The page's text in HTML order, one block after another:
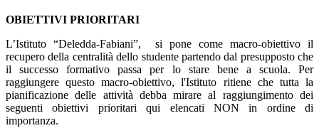
OBIETTIVI PRIORITARI
L’Istituto “Deledda-Fabiani”, si pone come macro-obiettivo il
recupero della centralità dello studente partendo dal presupposto che
il successo formativo passa per lo stare bene a scuola. Per
raggiungere questo macro-obiettivo, l'Istituto ritiene che tutta la
pianificazione delle attività debba mirare al raggiungimento dei
seguenti obiettivi prioritari qui elencati NON in ordine di
importanza.